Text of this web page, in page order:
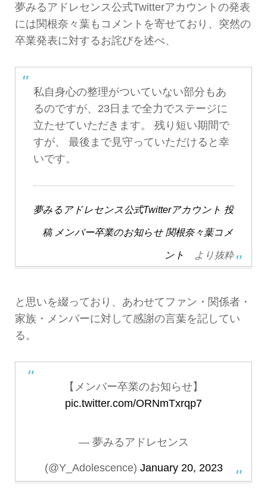
夢みるアドレセンス公式Twitterアカウントの発表
には関根奈々葉もコメントを寄せており、突然の
卒業発表に対するお詫びを述べ、
私自身心の整理がついていない部分もあ
るのですが、23日まで全力でステージに
立たせていただきます。 残り短い期間で
すが、 最後まで見守っていただけると幸
いです。
夢みるアドレセンス公式Twitterアカウント 投
稿 メンバー卒業のお知らせ 関根奈々葉コメ
ント より抜粋
と思いを綴っており、あわせてファン・関係者・
家族・メンバーに対して感謝の言葉を記してい
る。
【メンバー卒業のお知らせ】
pic.twitter.com/ORNmTxrqp7
— 夢みるアドレセンス
(@Y_Adolescence) January 20, 2023